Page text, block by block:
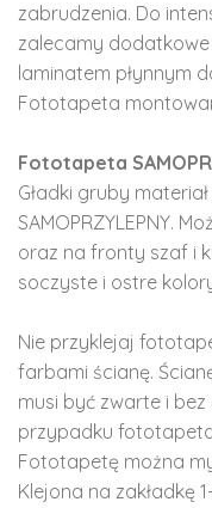
zabrudzenia. Do
zalecamy
laminatem płynnym
Fototapeta
Fototapeta
Gładki gruby
SAMOPRZYLEPNY.
oraz na fronty szaf i
soczyste i ostre
Nie przyklejaj
farbami ścianę.
musi być zwarte i
przypadku
Fototapetę można
Klejona na zakładkę